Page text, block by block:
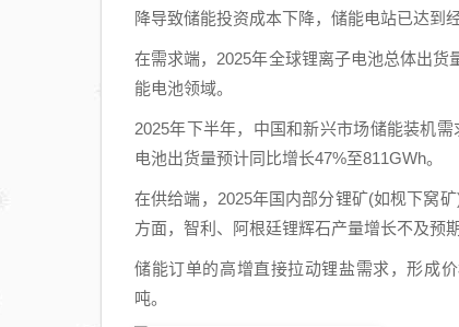
降导致储能投资成本下降，储能电站已达到
在需求端，2025年全球锂离子电池总体出
能电池领域。
2025年下半年，中国和新兴市场储能装机
电池出货量预计同比增长47%至811GWh。
在供给端，2025年国内部分锂矿(如枧下窝
方面，智利、阿根廷锂辉石产量增长不及预
储能订单的高增直接拉动锂盐需求，形成
吨。